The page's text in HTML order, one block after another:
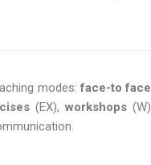
modes:face-to face
(EX), workshops(W)